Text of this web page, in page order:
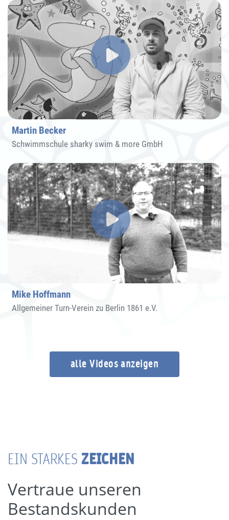
Martin Becker
Schwimmschule sharky swim & more GmbH
Mike Hoffmann
Allgemeiner Turn-Verein zu Berlin 1861 e.V.
alle Videos anzeigen
EIN STARKESZEICHEN
Vertraue unseren
Bestandskunden